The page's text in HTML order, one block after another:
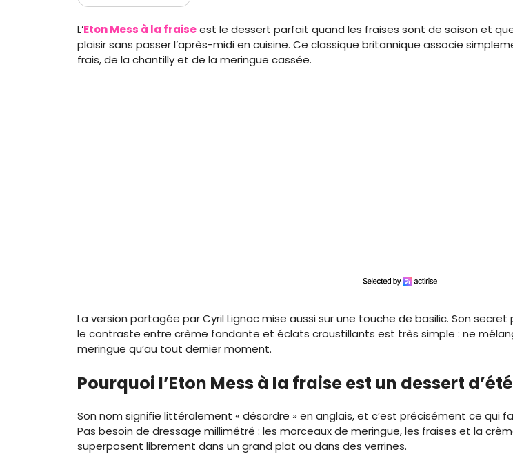
L’Eton Mess à la fraiseest le dessert parfait quand les fraises sont de saison et
plaisir sans passer l’après-midi en cuisine. Ce classique britannique associe
frais, de la chantilly et de la meringue cassée.
La version partagée par Cyril Lignac mise aussi sur une touche de basilic. Son secret
le contraste entre crème fondante et éclats croustillants est très simple : ne
meringue qu’au tout dernier moment.
Pourquoi l’Eton Mess à la fraise est un dessert
Son nom signifie littéralement « désordre » en anglais, et c’est précisément ce qui
Pas besoin de dressage millimétré : les morceaux de meringue, les fraises et la
superposent librement dans un grand plat ou dans des verrines.